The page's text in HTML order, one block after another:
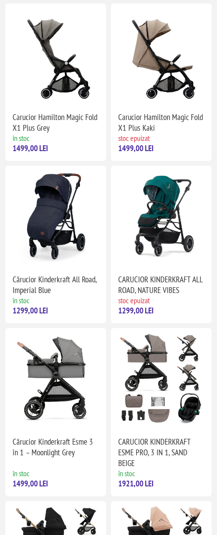
Carucior Hamilton Magic Fold
X1 Plus Grey
în stoc
1499,00 LEI
Carucior Hamilton Magic Fold
X1 Plus Kaki
stoc epuizat
1499,00 LEI
Cărucior Kinderkraft All Road,
Imperial Blue
în stoc
1299,00 LEI
CARUCIOR KINDERKRAFT ALL
ROAD, NATURE VIBES
stoc epuizat
1299,00 LEI
Cărucior Kinderkraft Esme 3
în 1 – Moonlight Grey
în stoc
1499,00 LEI
CARUCIOR KINDERKRAFT
ESME PRO, 3 IN 1, SAND
BEIGE
în stoc
1921,00 LEI